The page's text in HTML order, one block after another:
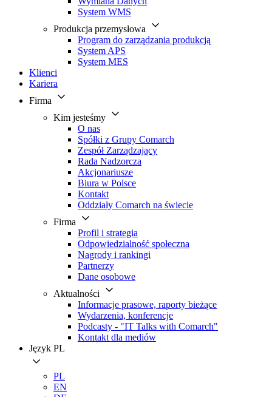
System WMS
Produkcja przemysłowa
Program do zarządzania produkcją
System APS
System MES
Klienci
Kariera
Firma
Kim jesteśmy
O nas
Spółki z Grupy Comarch
Zespół Zarządzający
Rada Nadzorcza
Akcjonariusze
Biura w Polsce
Kontakt
Oddziały Comarch na świecie
Firma
Profil i strategia
Odpowiedzialność społeczna
Nagrody i rankingi
Partnerzy
Dane osobowe
Aktualności
Informacje prasowe, raporty bieżące
Wydarzenia, konferencje
Podcasty - "IT Talks with Comarch"
Kontakt dla mediów
Język PL
PL
EN